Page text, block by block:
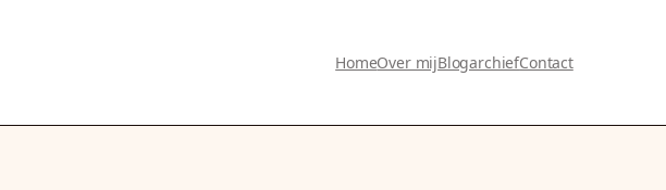
HomeOver mijBlogarchiefContact